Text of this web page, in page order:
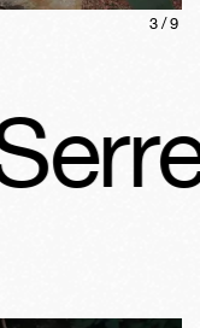
3 /9